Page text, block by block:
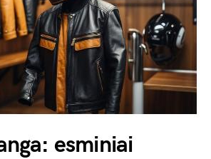
esminiai